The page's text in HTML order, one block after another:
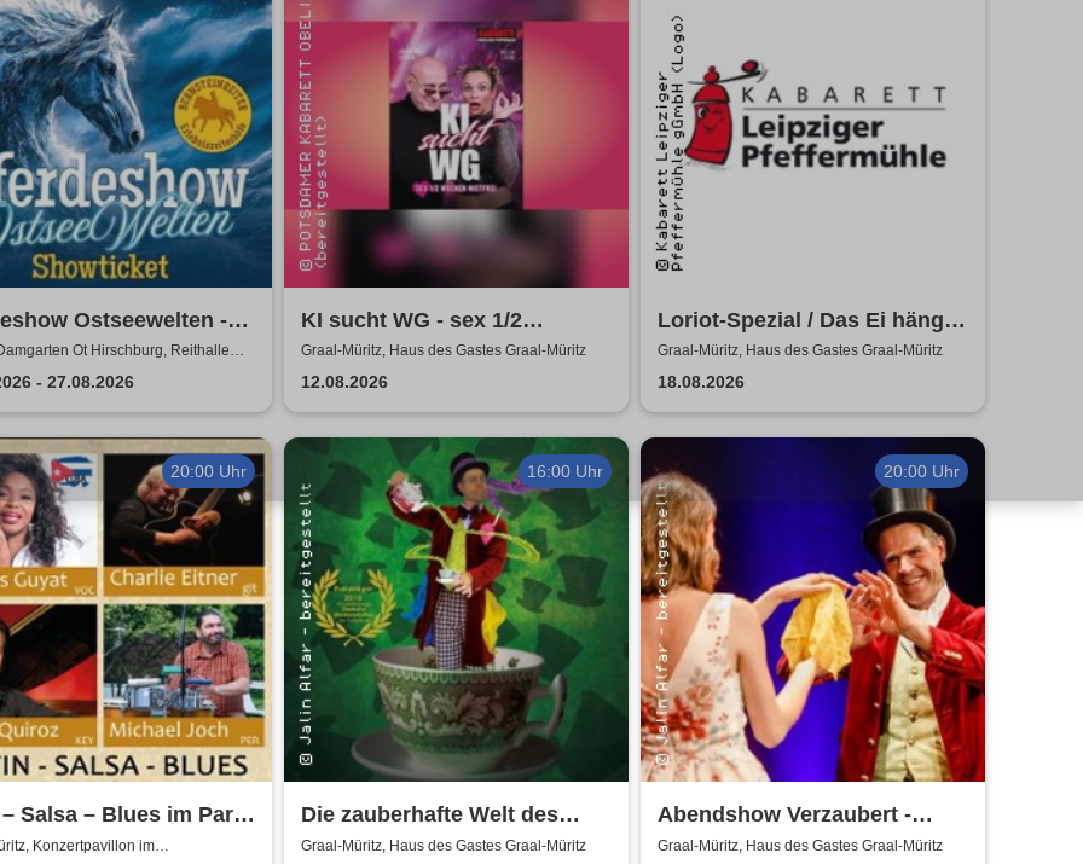
Ostseewelten -
Hirschburg
Ot Hirschburg, Reithalle
- 27.08.2026
KI sucht WG - sex 1/2
Wochen mietfrei - Bella Liere
& Andreas Zieger
Graal-Müritz, Haus des Gastes Graal-Müritz
12.08.2026
Loriot-Spezial / Das Ei hängt
schief! - Kabarett Leipziger
Pfeffermühle
Graal-Müritz, Haus des Gastes Graal-Müritz
18.08.2026
20:00 Uhr
Salsa – Blues im Park
Guyat, Charlie
Konzertpavillon im
16:00 Uhr
Die zauberhafte Welt des
Jalin Alfar
Graal-Müritz, Haus des Gastes Graal-Müritz
20:00 Uhr
Abendshow Verzaubert -
Magier Jalin Alfar in Graal-
Graal-Müritz, Haus des Gastes Graal-Müritz